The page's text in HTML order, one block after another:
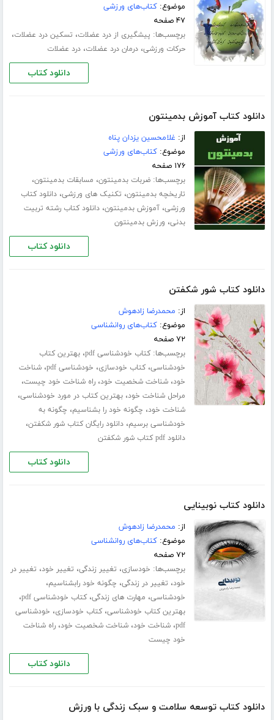
موضوع:کتاب‌های ورزشی
۴۷ صفحه
برچسب‌ها: پیشگیری از درد عضلات، تسکین درد عضلات،
حرکات ورزشی،درمان درد عضلات،درد عضلات
دانلود کتاب
دانلود کتاب آموزش بدمینتون
از: غلامحسین یزدان پناه
موضوع:کتاب‌های ورزشی
۱۷۶ صفحه
برچسب‌ها:ضربات بدمینتون، مسابقات بدمینتون،
تاریخچه بدمینتون، تکنیک های ورزشی،دانلود کتاب
ورزشی،آموزش بدمینتون،دانلود کتاب رشته تربیت
بدنی، ورزش بدمینتون
دانلود کتاب
دانلود کتاب شور شکفتن
از: محمدرضا زادهوش
موضوع:کتاب‌های روانشناسی
۷۲ صفحه
برچسب‌ها:کتاب خودشناسی pdf ،بهترین کتاب
خودشناسی،کتاب خودسازی، خودشناسی pdf ،شناخت
خود،شناخت شخصیت خود،راه شناخت خود چیست،
مراحل شناخت خود،بهترین کتاب در مورد خودشناسی،
شناخت خود، چگونه خود را بشناسیم، چگونه به
خودشناسی برسیم،دانلود رایگان کتاب شور شکفتن،
دانلود pdf کتاب شور شکفتن
دانلود کتاب
دانلود کتاب نوبینایی
از: محمدرضا زادهوش
موضوع:کتاب‌های روانشناسی
۷۲ صفحه
برچسب‌ها: خودسازی، تغییر زندگی، تغییر خود، تغییر در
خود، تغییر در زندگی، چگونه خود رابشناسیم،
خودشناسی، مهارت های زندگی،کتاب خودشناسی pdf ،
بهترین کتاب خودشناسی،کتاب خودسازی، خودشناسی
pdf،شناخت خود،شناخت شخصیت خود،راه شناخت
خود چیست
دانلود کتاب
دانلود کتاب توسعه سلامت و سبک زندگی با ورزش